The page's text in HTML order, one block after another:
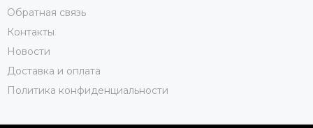
Обратная связь
Контакты
Новости
Доставка и оплата
Политика конфиденциальности